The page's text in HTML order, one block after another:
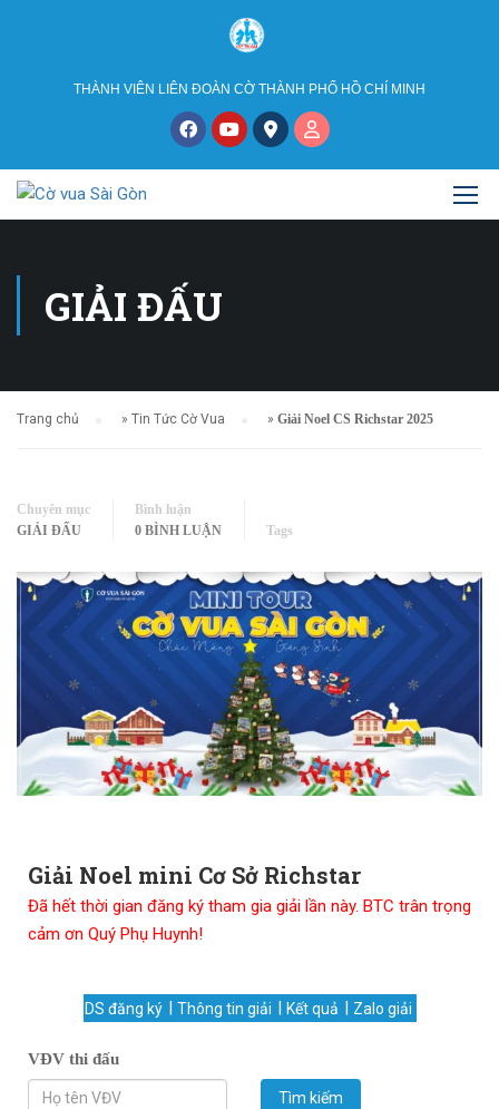
THÀNH VIÊN LIÊN ĐOÀN CỜ THÀNH PHỐ HỒ CHÍ MINH
GIẢI ĐẤU
Trang chủ » Tin Tức Cờ Vua » Giải Noel CS Richstar 2025
Chuyên mục
GIẢI ĐẤU
Bình luận
0 BÌNH LUẬN
Tags
Giải Noel mini Cơ Sở Richstar
Đã hết thời gian đăng ký tham gia giải lần này. BTC trân trọng
cảm ơn Quý Phụ Huynh!
DS đăng ký Thông tin giải Kết quả Zalo giải
VĐV thi đấu
Tìm kiếm